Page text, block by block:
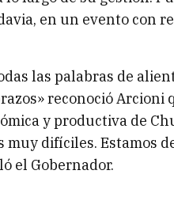
en un evento con
las palabras de
reconoció Arcioni
y productiva de
muy difíciles. Estamos
el Gobernador.